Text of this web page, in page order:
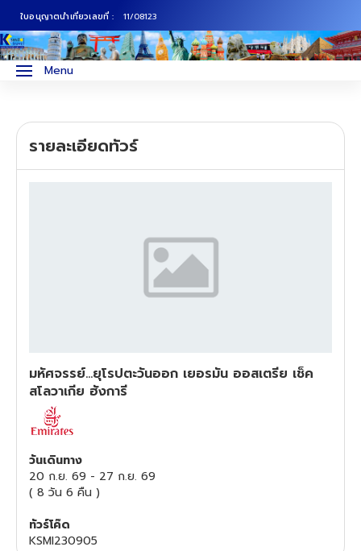
ใบอนุญาตนำเที่ยวเลขที่ : 11/08123
Menu
รายละเอียดทัวร์
มหัศจรรย์...ยุโรปตะวันออก เยอรมัน ออสเตรีย เช็ค
สโลวาเกีย ฮังการี
วันเดินทาง
20 ก.ย. 69 - 27 ก.ย. 69
( 8 วัน 6 คืน )
ทัวร์โค๊ด
KSMI230905
ทัวร์ญี่ปุ่น
ทัวร์ยุโรป
ทัวร์สวิตเซอร์แลนด์
ทัวร์พม่า
ทัวร์ลาว
ภาคเหนือ
ภาคอีสาน